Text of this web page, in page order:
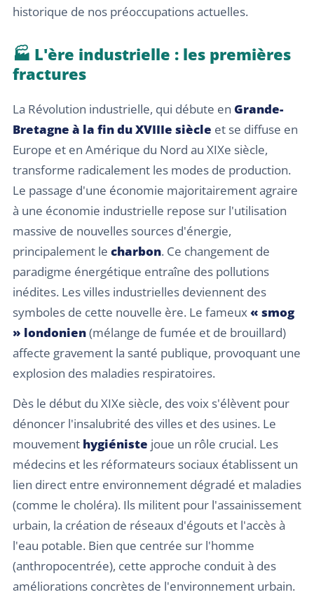
historique de nos préoccupations actuelles.
🏭 L'ère industrielle : les premières
fractures
La Révolution industrielle, qui débute en Grande-
Bretagne à la fin du XVIIIe siècle et se diffuse en
Europe et en Amérique du Nord au XIXe siècle,
transforme radicalement les modes de production.
Le passage d'une économie majoritairement agraire
à une économie industrielle repose sur l'utilisation
massive de nouvelles sources d'énergie,
principalement le charbon. Ce changement de
paradigme énergétique entraîne des pollutions
inédites. Les villes industrielles deviennent des
symboles de cette nouvelle ère. Le fameux« smog
» londonien(mélange de fumée et de brouillard)
affecte gravement la santé publique, provoquant une
explosion des maladies respiratoires.
Dès le début du XIXe siècle, des voix s'élèvent pour
dénoncer l'insalubrité des villes et des usines. Le
mouvement hygiéniste joue un rôle crucial. Les
médecins et les réformateurs sociaux établissent un
lien direct entre environnement dégradé et maladies
(comme le choléra). Ils militent pour l'assainissement
urbain, la création de réseaux d'égouts et l'accès à
l'eau potable. Bien que centrée sur l'homme
(anthropocentrée), cette approche conduit à des
améliorations concrètes de l'environnement urbain.